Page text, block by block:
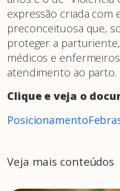
expressão criada com
preconceituosa que,
proteger a
médicos e
atendimento ao parto.
Clique e veja o
Veja mais conteúdos